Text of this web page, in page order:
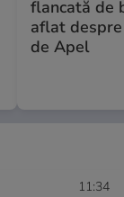
flancată de
aflat
de Apel
11:34